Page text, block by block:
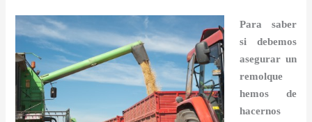
Para saber
si debemos
asegurar un
remolque
hemos de
hacernos